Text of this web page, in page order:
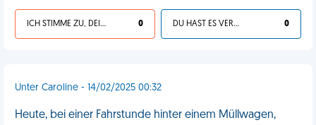
ICH STIMME ZU, DEIN LEBEN IST SCHEISSE 0 DU HAST ES VERDIENT 0
Unter Caroline - 14/02/2025 00:32
Heute, bei einer Fahrstunde hinter einem Müllwagen,